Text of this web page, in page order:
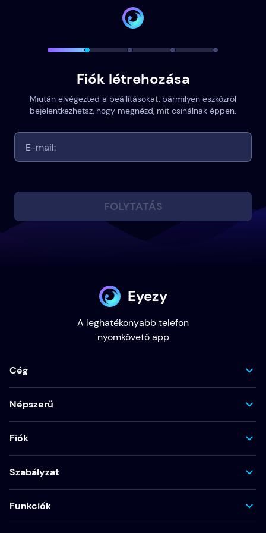
Fiók létrehozása
Miután elvégezted a beállításokat, bármilyen eszközről
bejelentkezhetsz, hogy megnézd, mit csinálnak éppen.
FOLYTATÁS
Eyezy
A leghatékonyabb telefon
nyomkövető app
Cég
Népszerű
Fiók
Szabályzat
Funkciók